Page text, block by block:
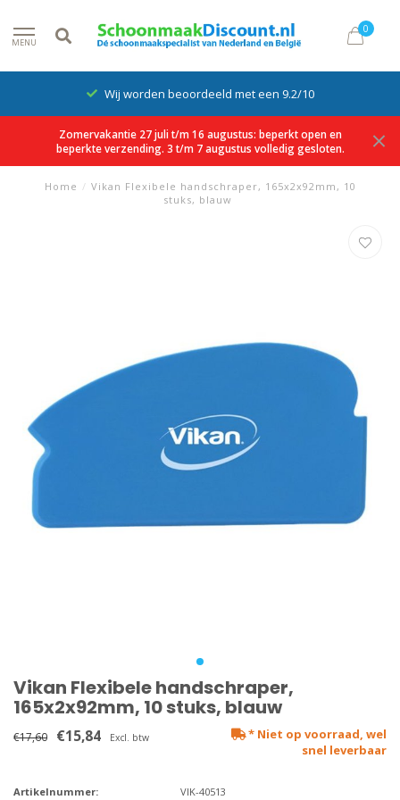
MENU
0
Wij worden beoordeeld met een 9.2/10
Zomervakantie 27 juli t/m 16 augustus: beperkt open en
beperkte verzending. 3 t/m 7 augustus volledig gesloten.
Home / Vikan Flexibele handschraper, 165x2x92mm, 10
stuks, blauw
Vikan Flexibele handschraper,
165x2x92mm, 10 stuks, blauw
€17,60 €15,84 Excl. btw
* Niet op voorraad, wel
snel leverbaar
Artikelnummer:
VIK-40513